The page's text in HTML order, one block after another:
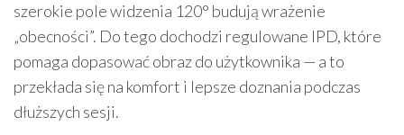
szerokie pole widzenia 120° budują wrażenie
„obecności”. Do tego dochodzi regulowane IPD, które
pomaga dopasować obraz do użytkownika — a to
przekłada się na komfort i lepsze doznania podczas
dłuższych sesji.